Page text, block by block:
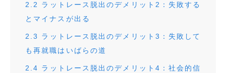
2.2
ラットレース脱出のデメリット2：失敗する
とマイナスが出る
2.3
ラットレース脱出のデメリット3：失敗して
も再就職はいばらの道
2.4 ラットレース脱出のデメリット4：社会的信